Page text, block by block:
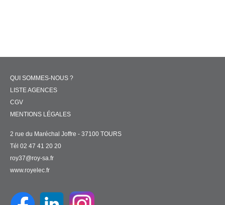
QUI SOMMES-NOUS ?
LISTE AGENCES
CGV
MENTIONS LÉGALES
2 rue du Maréchal Joffre - 37100 TOURS
Tél 02 47 41 20 20
roy37@roy-sa.fr
www.royelec.fr